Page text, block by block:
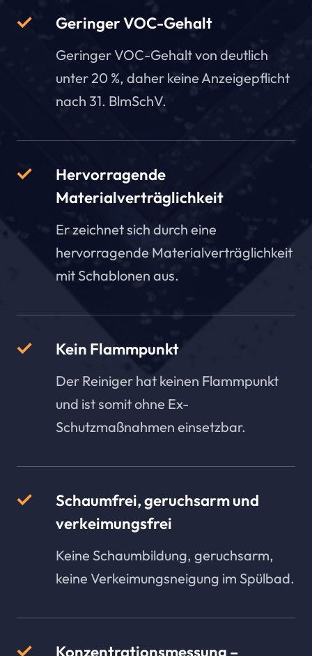
Geringer VOC-Gehalt
Geringer VOC-Gehalt von deutlich
unter 20 %, daher keine Anzeigepflicht
nach 31. BlmSchV.
Hervorragende
Materialverträglichkeit
Er zeichnet sich durch eine
hervorragende Materialverträglichkeit
mit Schablonen aus.
Kein Flammpunkt
Der Reiniger hat keinen Flammpunkt
und ist somit ohne Ex-
Schutzmaßnahmen einsetzbar.
Schaumfrei, geruchsarm und
verkeimungsfrei
Keine Schaumbildung, geruchsarm,
keine Verkeimungsneigung im Spülbad.
Konzentrationsmessung –